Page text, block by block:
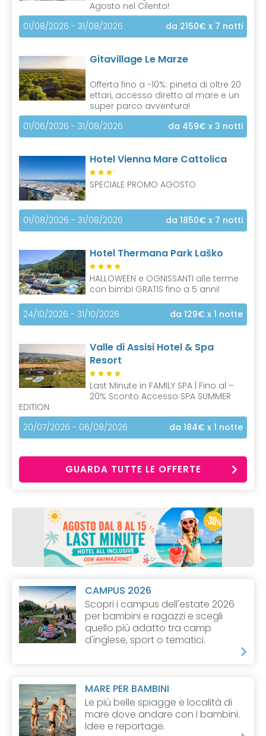
Agosto nel Cilento!
01/08/2026 - 31/08/2026
da 2150€ x 7 notti
Gitavillage Le Marze
Offerta fino a -10%: pineta di oltre 20
ettari, accesso diretto al mare e un
super parco avventura!
01/06/2026 - 31/08/2026
da 459€ x 3 notti
Hotel Vienna Mare Cattolica
S
SPECIALE PROMO AGOSTO
01/08/2026 - 31/08/2026 da 1850€ x 7 notti
Hotel Thermana Park Laško
HALLOWEEN e OGNISSANTI alle terme
con bimbi GRATIS fino a 5 anni!
24/10/2026 - 31/10/2026 da 129€ x 1 notte
Valle di Assisi Hotel & Spa
Resort
Last Minute in FAMILY SPA | Fino al –
20% Sconto Accesso SPA SUMMER
EDITION
20/07/2026 - 06/08/2026
da 184€ x 1 notte
GUARDA TUTTE LE OFFERTE
CAMPUS 2026
Scopri i campus dell'estate 2026
per bambini e ragazzi e scegli
quello più adatto tra camp
d'inglese, sport o tematici.
MARE PER BAMBINI
Le più belle spiagge e località di
mare dove andare con i bambini.
Idee e reportage.